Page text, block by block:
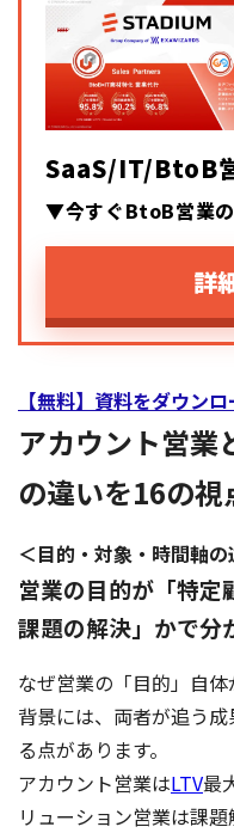
SaaS/IT/BtoB
▼今すぐBtoB営業の
詳
【無料】資料をダウンロ
アカウント営業
の違いを16の
＜目的・対象・時間軸の
営業の目的が「特定
課題の解決」かで分
なぜ営業の「目的」自体
背景には、両者が追う
る点があります。
アカウント営業はLTV最
リューション営業は課